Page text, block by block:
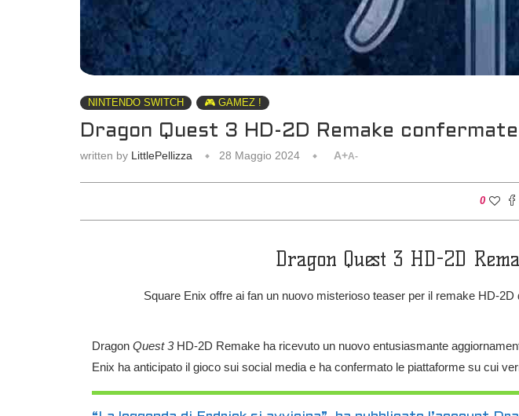
NINTENDO SWITCH 🎮 GAMEZ !
Dragon Quest 3 HD-2D Remake
written by LittlePellizza 28 Maggio 2024 A+A-
0
Dragon Quest 3 HD-2D
Square Enix offre ai fan un nuovo misterioso teaser per il remake HD-
Dragon Quest 3HD-2D Remake ha ricevuto un nuovo entusiasmante
Enix ha anticipato il gioco sui social media e ha confermato le piattaforme su cui